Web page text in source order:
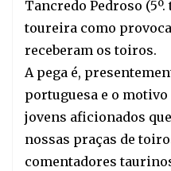
Tancredo Pedroso
toureira como
receberam os toiros.
A pega é,
portuguesa e o
jovens aficionados
nossas praças de
comentadores